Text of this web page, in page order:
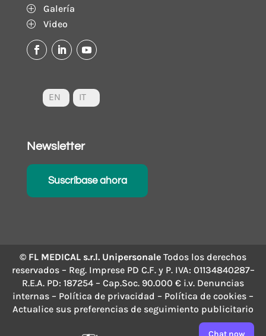
P Galería
P Video
EN IT
Newsletter
Suscríbase ahora
© FL MEDICAL s.r.l. Unipersonale Todos los derechos
reservados – Reg. Imprese PD C.F. y P. IVA: 01134840287–
R.E.A. PD: 187254 – Cap.Soc. 90.000 € i.v. Denuncias
internas – Política de privacidad – Política de cookies –
Actualice sus preferencias de seguimiento publicitario
Chat now